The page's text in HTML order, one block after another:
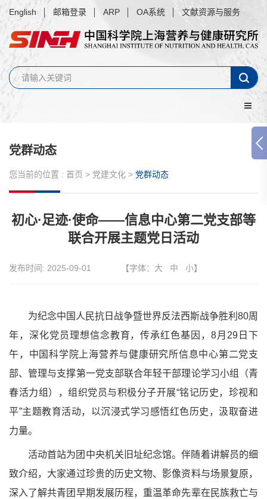
English 邮箱登录 ARP OA系统 文献资源与服务
党群动态
您当前的位置 : 首页 > 党建文化 > 党群动态
初心·足迹·使命——信息中心第二党支部等
联合开展主题党日活动
发布时间: 2025-09-01 【字体： 大 中 小】
为纪念中国人民抗日战争暨世界反法西斯战争胜利80周
年，深化党员理想信念教育，传承红色基因，8月29日下
午， 中国科学院上海营养与健康研究所信息中心第二党支
部、管理与支撑第一党支部联合年轻干部理论学习小组（青
春活力组），组织党员与积极分子开展“铭记历史，珍视和
平”主题教育活动，以沉浸式学习感悟红色历史，汲取奋进
力量。
活动首站为团中央机关旧址纪念馆。伴随着讲解员的细
致介绍，大家通过珍贵的历史文物、影像资料与场景复原，
深入了解共青团早期发展历程，重温革命先辈在民族救亡与